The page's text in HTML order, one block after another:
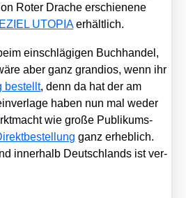
Roter Dra­che erschie­ne­ne
UTOPIAerhält­lich.
ein­schlä­gi­gen Buch­han­del,
aber ganz gran­di­os, wenn ihr
bestellt, denn da hat der am
haben nun mal weder
wie gro­ße Publi­kums­
ganz erheb­lich.
inner­halb Deutsch­lands ist ver­